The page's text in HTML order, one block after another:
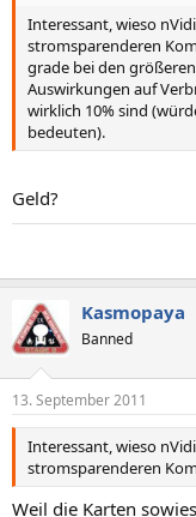
Interessant, wieso
stromsparenderen
grade bei den
Auswirkungen auf
wirklich 10% sind
bedeuten).
Geld?
Kasmopaya
Banned
13. September 2011
Interessant, wieso
stromsparenderen
Weil die Karten